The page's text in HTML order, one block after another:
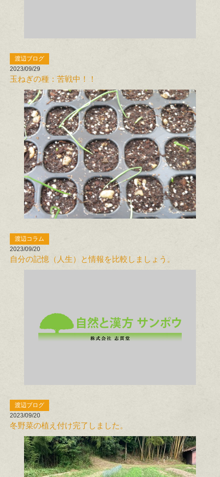
渡辺ブログ
2023/09/29
玉ねぎの種：苦戦中！！
渡辺コラム
2023/09/20
自分の記憶（人生）と情報を比較しましょう。
渡辺ブログ
2023/09/20
冬野菜の植え付け完了しました。